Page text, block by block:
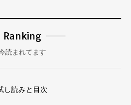
Ranking
読まれてます
し読みと目次